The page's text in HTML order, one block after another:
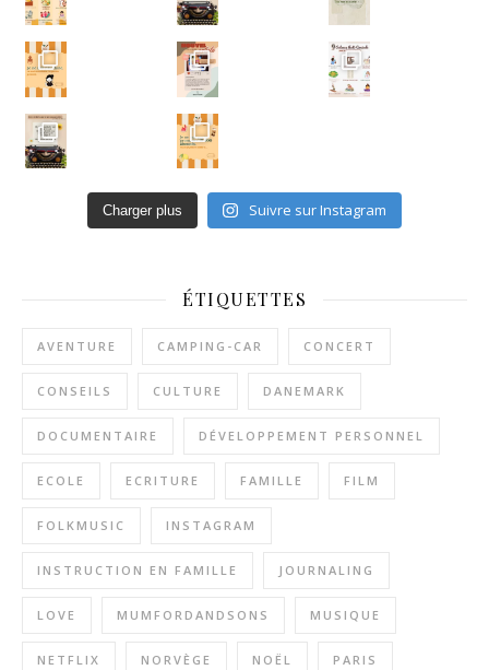
Un ar
Charger plus Suivre sur Instagram
ÉTIQUETTES
AVENTURE CAMPING-CAR CONCERT
CONSEILS CULTURE DANEMARK
DOCUMENTAIRE DÉVELOPPEMENT PERSONNEL
ECOLE ECRITURE FAMILLE FILM
FOLKMUSIC INSTAGRAM
INSTRUCTION EN FAMILLE JOURNALING
LOVE MUMFORDANDSONS MUSIQUE
NETFLIX NORVÈGE NOËL PARIS